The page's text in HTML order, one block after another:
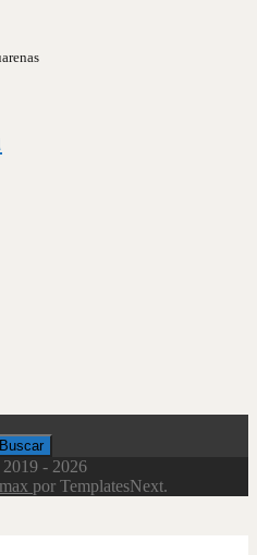
Buscar
- 2026
por TemplatesNext.